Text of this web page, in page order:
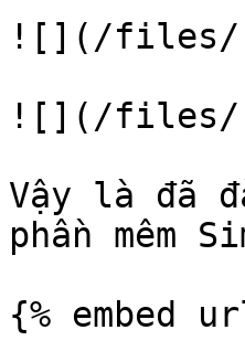
![](/files/-
![](/files/-
Vậy là đã
phần mêm
{% embed